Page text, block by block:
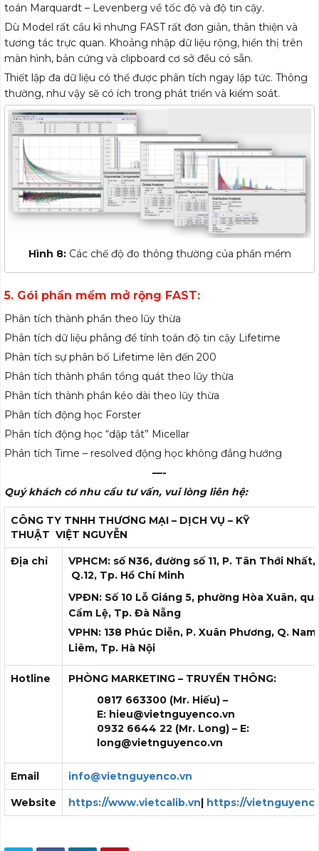
toán Marquardt – Levenberg về tốc độ và độ tin cậy.
Dù Model rất cầu kì nhưng FAST rất đơn giản, thân thiện và
tương tác trực quan. Khoảng nhập dữ liệu rộng, hiển thị trên
màn hình, bản cứng và clipboard cơ sở đều có sẵn.
Thiết lập đa dữ liệu có thể được phân tích ngay lập tức. Thông
thường, như vậy sẽ có ích trong phát triển và kiểm soát.
Hình 8:Các chế độ đo thông thường của phần mềm
5. Gói phần mềm mở rộng FAST:
Phân tích thành phần theo lũy thừa
Phân tích dữ liệu phẳng để tính toán độ tin cậy Lifetime
Phân tích sự phân bố Lifetime lên đến 200
Phân tích thành phần tổng quát theo lũy thừa
Phân tích thành phần kéo dài theo lũy thừa
Phân tích động học Forster
Phân tích động học “dập tắt” Micellar
Phân tích Time – resolved động học không đẳng hướng
—-
Quý khách có nhu cầu tư vấn, vui lòng liên hệ:
CÔNG TY TNHH THƯƠNG MẠI – DỊCH VỤ – KỸ
THUẬT VIỆT NGUYỄN
Địa chỉ
VPHCM: số N36, đường số 11, P. Tân Thới Nhất,
Q.12, Tp. Hồ Chí Minh
VPĐN: Số 10 Lỗ Giáng 5, phường Hòa Xuân,
Cẩm Lệ, Tp. Đà Nẵng
VPHN: 138 Phúc Diễn, P. Xuân Phương, Q.
Liêm, Tp. Hà Nội
Hotline
PHÒNG MARKETING – TRUYỀN THÔNG:
0817 663300 (Mr. Hiếu) –
E: hieu@vietnguyenco.vn
0932 6644 22 (Mr. Long) – E:
long@vietnguyenco.vn
Email info@vietnguyenco.vn
Website https://www.vietcalib.vn| https://